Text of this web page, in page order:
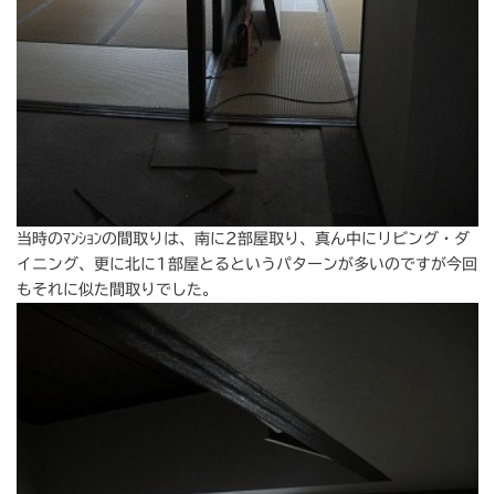
当時のﾏﾝｼｮﾝの間取りは、南に2部屋取り、真ん中にリビング・ダ
イニング、更に北に1部屋とるというパターンが多いのですが今回
もそれに似た間取りでした。